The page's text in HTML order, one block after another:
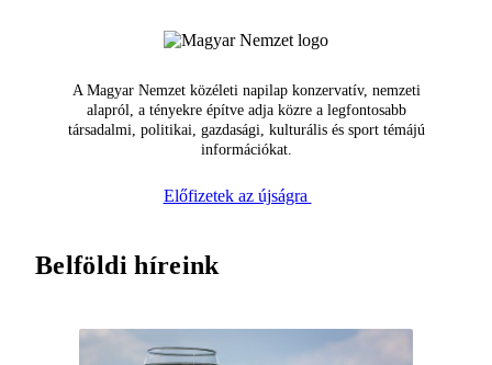
A Magyar Nemzet közéleti napilap konzervatív, nemzeti
alapról, a tényekre építve adja közre a legfontosabb
társadalmi, politikai, gazdasági, kulturális és sport témájú
információkat.
Előfizetek az újságra
Belföldi híreink